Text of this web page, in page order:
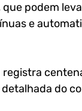
podem
e
do